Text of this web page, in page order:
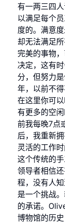
有一两三四
以满足每个
度的。满意
却无法满足
完美的事物
决定，这有
分，但努力
年，以前不
在这里你可
有更多的空
前我每晚7点
后，我重新
灵活的工作
这个传统的
领导者相信
程，没有人
是一个挑战
的承诺。
博物馆的历